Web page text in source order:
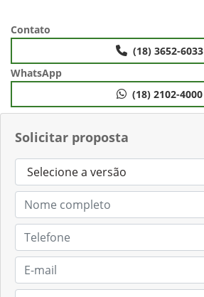
Solicitar proposta
Contato
(18) 3652-6033
WhatsApp
(18) 2102-4000